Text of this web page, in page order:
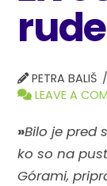
rude
PETRA BALIŠ
LEAVE A
»Bilo je pred
ko so na
Górami,